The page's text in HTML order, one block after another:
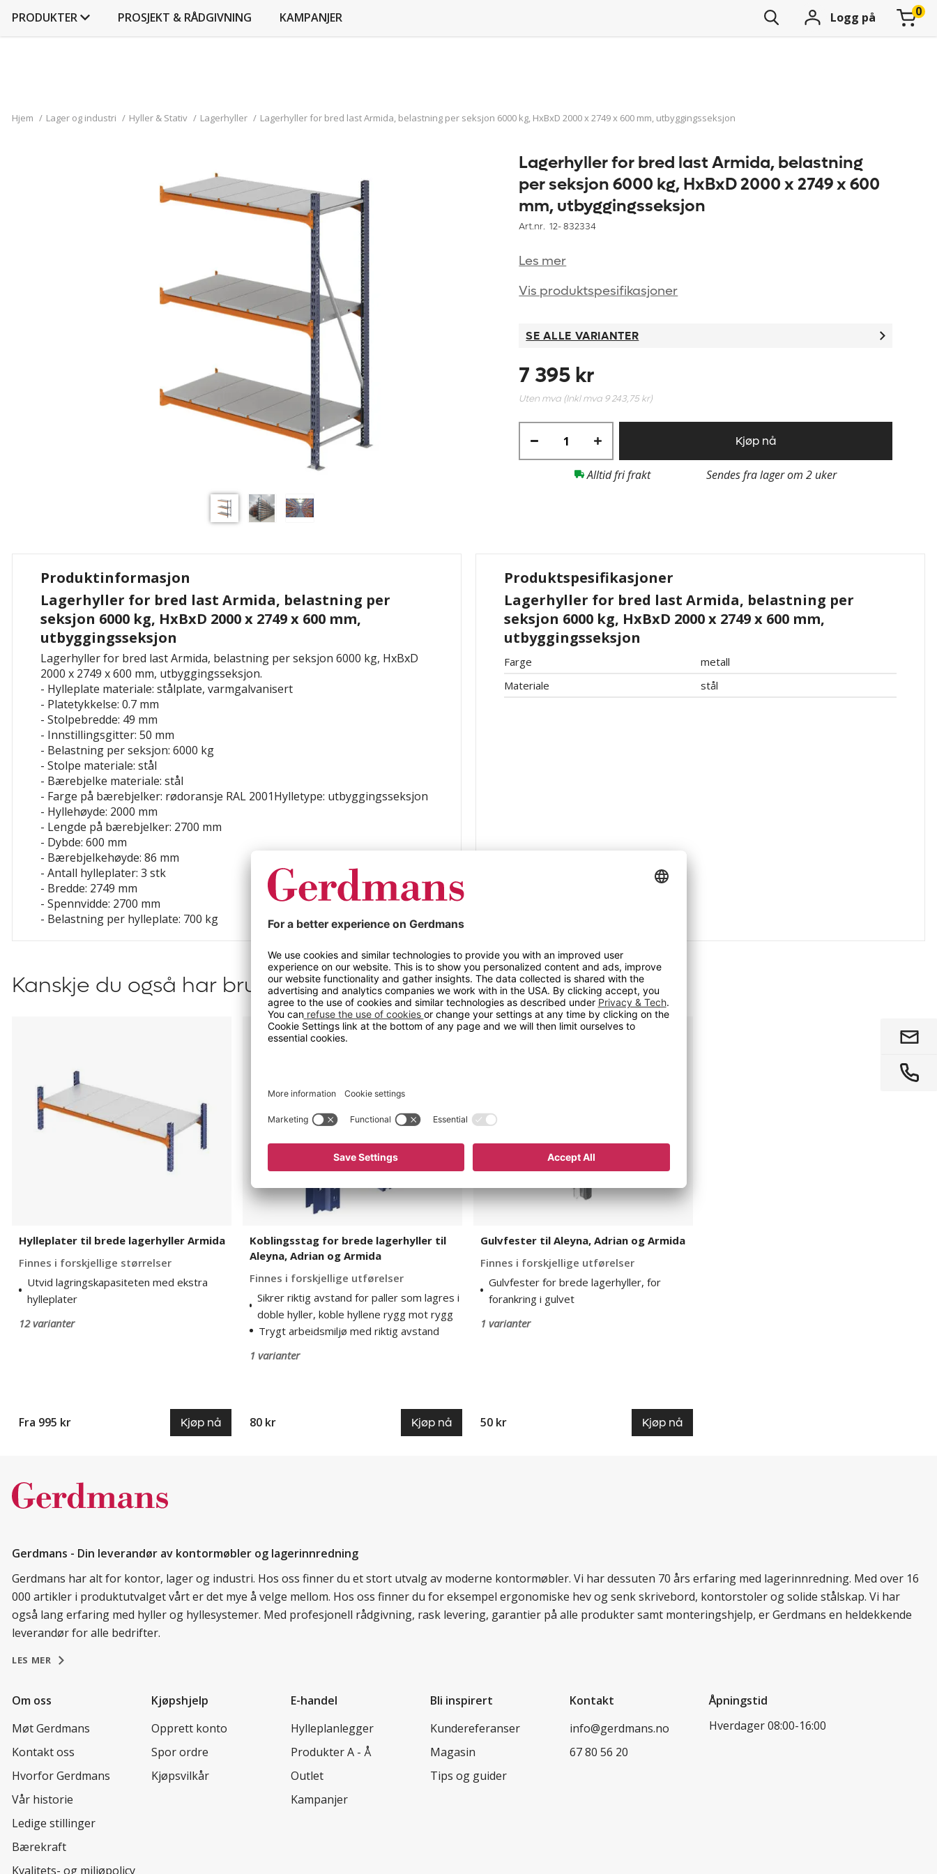
PRODUKTER PROSJEKT & RÅDGIVNING KAMPANJER Logg på
Hjem / Lager og industri / Hyller & Stativ / Lagerhyller / Lagerhyller for bred last Armida, belastning per seksjon 6000 kg, HxBxD 2000 x 2749 x 600 mm, utbyggingsseksjon
Lagerhyller for bred last Armida, belastning
per seksjon 6000 kg, HxBxD 2000 x 2749 x 600
mm, utbyggingsseksjon
Art.nr. 12-832334
Les mer
Vis produktspesifikasjoner
SE ALLE VARIANTER
7 395 kr
Uten mva (Inkl mva 9 243,75 kr)
Kjøp nå
Alltid fri frakt Sendes fra lager om 2 uker
Produktinformasjon
Lagerhyller for bred last Armida, belastning per
seksjon 6000 kg, HxBxD 2000 x 2749 x 600 mm,
utbyggingsseksjon
Lagerhyller for bred last Armida, belastning per seksjon 6000 kg, HxBxD
2000 x 2749 x 600 mm, utbyggingsseksjon.
- Hylleplate materiale: stålplate, varmgalvanisert
- Platetykkelse: 0.7 mm
- Stolpebredde: 49 mm
- Innstillingsgitter: 50 mm
- Belastning per seksjon: 6000 kg
- Stolpe materiale: stål
- Bærebjelke materiale: stål
- Farge på bærebjelker: rødoransje RAL 2001Hylletype: utbyggingsseksjon
- Hyllehøyde: 2000 mm
- Lengde på bærebjelker: 2700 mm
- Dybde: 600 mm
- Bærebjelkehøyde: 86 mm
- Antall hylleplater: 3 stk
- Bredde: 2749 mm
- Spennvidde: 2700 mm
- Belastning per hylleplate: 700 kg
Produktspesifikasjoner
Lagerhyller for bred last Armida, belastning per
seksjon 6000 kg, HxBxD 2000 x 2749 x 600 mm,
utbyggingsseksjon
Farge
metall
Materiale
stål
Kanskje du også har bruk for?
lagerhyller
Armida
Hylleplater til brede lagerhyller Armida
Finnes i forskjellige størrelser
Utvid lagringskapasiteten med ekstra
hylleplater
12 varianter
Fra 995 kr Kjøp nå
Koblingsstag
Adrian
Koblingsstag for brede lagerhyller til
Aleyna, Adrian og Armida
Finnes i forskjellige utførelser
Sikrer riktig avstand for paller som lagres i
doble hyller, koble hyllene rygg mot rygg
Trygt arbeidsmiljø med riktig avstand
1 varianter
80 kr Kjøp nå
Gulvfester
Gulvfester til Aleyna, Adrian og Armida
Finnes i forskjellige utførelser
Gulvfester for brede lagerhyller, for
forankring i gulvet
1 varianter
50 kr Kjøp nå
Gerdmans - Din leverandør av kontormøbler og lagerinnredning
Gerdmans har alt for kontor, lager og industri. Hos oss finner du et stort utvalg av moderne kontormøbler. Vi har dessuten 70 års erfaring med lagerinnredning. Med over 16
000 artikler i produktutvalget vårt er det mye å velge mellom. Hos oss finner du for eksempel ergonomiske hev og senk skrivebord, kontorstoler og solide stålskap. Vi har
også lang erfaring med hyller og hyllesystemer. Med profesjonell rådgivning, rask levering, garantier på alle produkter samt monteringshjelp, er Gerdmans en heldekkende
leverandør for alle bedrifter.
LES MER
Om oss
Møt Gerdmans
Kontakt oss
Hvorfor Gerdmans
Vår historie
Ledige stillinger
Bærekraft
Kvalitets- og miljøpolicy
Kjøpshjelp
Opprett konto
Spor ordre
Kjøpsvilkår
E-handel
Hylleplanlegger
Produkter A - Å
Outlet
Kampanjer
Bli inspirert
Kundereferanser
Magasin
Tips og guider
Kontakt
info@gerdmans.no
67 80 56 20
Åpningstid
Hverdager 08:00-16:00